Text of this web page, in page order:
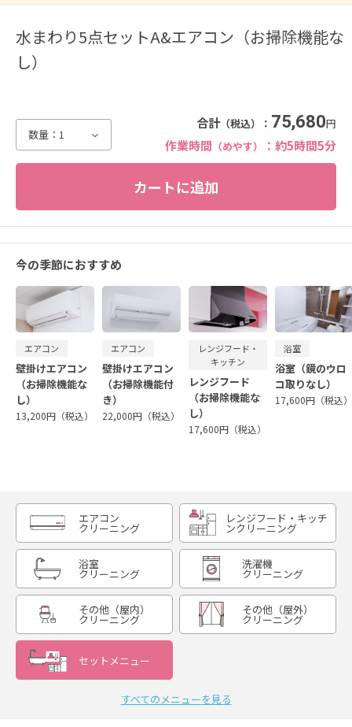
水まわり5点セットA&エアコン（お掃除機能な
し）
数量： 1
合計（税込）： 75,680円
作業時間 （めやす） ：約5時間5分
今の季節におすすめ
エアコン
壁掛けエアコン
（お掃除機能な
し）
13,200円（税込）
エアコン
壁掛けエアコン
（お掃除機能付
き）
22,000円（税込）
レンジフード・
キッチン
レンジフード
（お掃除機能な
し）
17,600円（税込）
浴室
浴室（鏡のウロ
コ取りなし）
17,600円（税込）
エアコン
クリーニング
レンジフード・キッチ
ンクリーニング
浴室
クリーニング
洗濯機
クリーニング
その他（屋内）
クリーニング
その他（屋外）
クリーニング
セットメニュー
すべてのメニューを見る